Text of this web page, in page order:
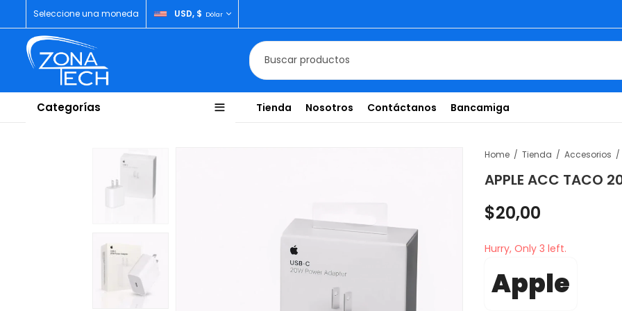
Seleccione una moneda USD, $ Dólar
Categorías Tienda Nosotros Contáctanos Bancamiga
Home Tienda Accesorios
APPLE ACC TACO
$20,00
Hurry, Only 3 left.
Apple